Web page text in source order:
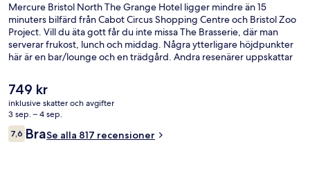
Mercure Bristol North The Grange Hotel ligger mindre än 15
minuters bilfärd från Cabot Circus Shopping Centre och Bristol Zoo
Project. Vill du äta gott får du inte missa The Brasserie, där man
serverar frukost, lunch och middag. Några ytterligare höjdpunkter
här är en bar/lounge och en trädgård. Andra resenärer uppskattar
Det
nuvarande
priset
är
749 kr
749 kr
inklusive skatter och avgifter
3 sep. – 4 sep.
Recensioner
7,67,6 av 10,
BraSe alla 817 recensioner